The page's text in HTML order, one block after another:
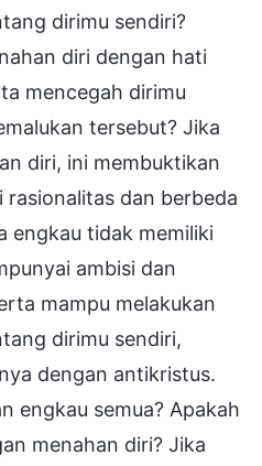
dirimu sendiri?
diri dengan hati
mencegah dirimu
tersebut? Jika
diri, ini membuktikan
rasionalitas dan berbeda
engkau tidak memiliki
ambisi dan
mampu melakukan
dirimu sendiri,
dengan antikristus.
engkau semua? Apakah
menahan diri? Jika